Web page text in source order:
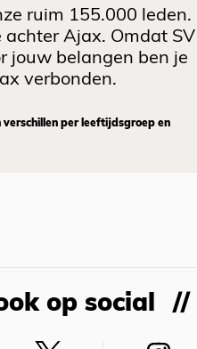
ruim 155.000 leden.
achter Ajax. Omdat SV
jouw belangen ben je
verbonden.
per leeftijdsgroep en
op social